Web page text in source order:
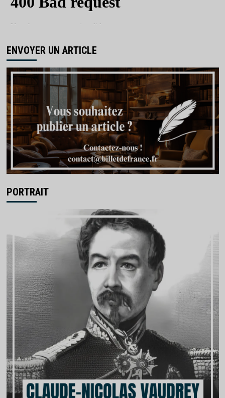
ENVOYER UN ARTICLE
PORTRAIT